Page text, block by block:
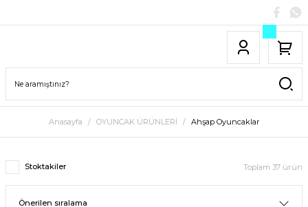
Anasayfa OYUNCAK ÜRÜNLERİ Ahşap Oyuncaklar
Stoktakiler Toplam 37 ürün